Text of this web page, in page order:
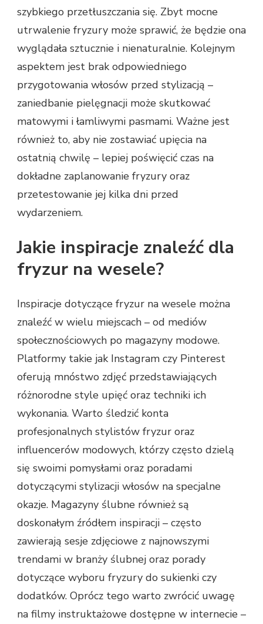
szybkiego przetłuszczania się. Zbyt mocne
utrwalenie fryzury może sprawić, że będzie ona
wyglądała sztucznie i nienaturalnie. Kolejnym
aspektem jest brak odpowiedniego
przygotowania włosów przed stylizacją –
zaniedbanie pielęgnacji może skutkować
matowymi i łamliwymi pasmami. Ważne jest
również to, aby nie zostawiać upięcia na
ostatnią chwilę – lepiej poświęcić czas na
dokładne zaplanowanie fryzury oraz
przetestowanie jej kilka dni przed
wydarzeniem.
Jakie inspiracje znaleźć dla
fryzur na wesele?
Inspiracje dotyczące fryzur na wesele można
znaleźć w wielu miejscach – od mediów
społecznościowych po magazyny modowe.
Platformy takie jak Instagram czy Pinterest
oferują mnóstwo zdjęć przedstawiających
różnorodne style upięć oraz techniki ich
wykonania. Warto śledzić konta
profesjonalnych stylistów fryzur oraz
influencerów modowych, którzy często dzielą
się swoimi pomysłami oraz poradami
dotyczącymi stylizacji włosów na specjalne
okazje. Magazyny ślubne również są
doskonałym źródłem inspiracji – często
zawierają sesje zdjęciowe z najnowszymi
trendami w branży ślubnej oraz porady
dotyczące wyboru fryzury do sukienki czy
dodatków. Oprócz tego warto zwrócić uwagę
na filmy instruktażowe dostępne w internecie –